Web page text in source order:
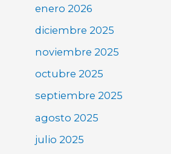
enero 2026
diciembre 2025
noviembre 2025
octubre 2025
septiembre 2025
agosto 2025
julio 2025